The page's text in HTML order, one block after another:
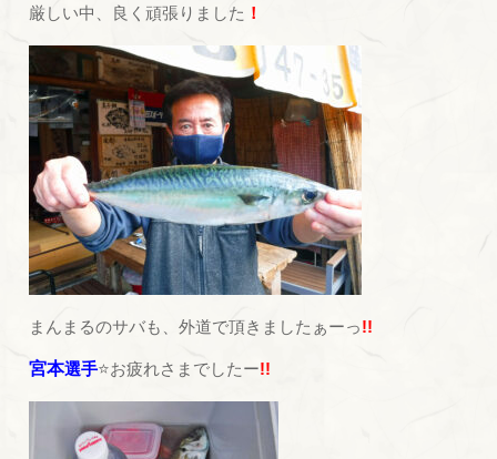
厳しい中、良く頑張りました ！
まんまるのサバも、外道で頂きましたぁーっ!!
宮本選手⭐お疲れさまでしたー!!